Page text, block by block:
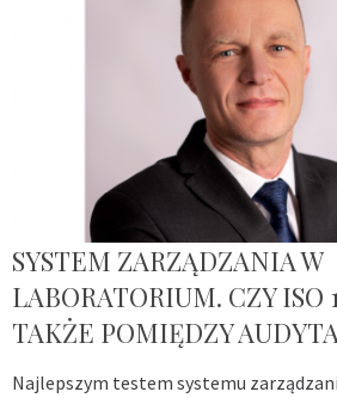
SYSTEM ZARZĄDZANIA W
LABORATORIUM. CZY ISO
TAKŻE POMIĘDZY
Najlepszym testem systemu